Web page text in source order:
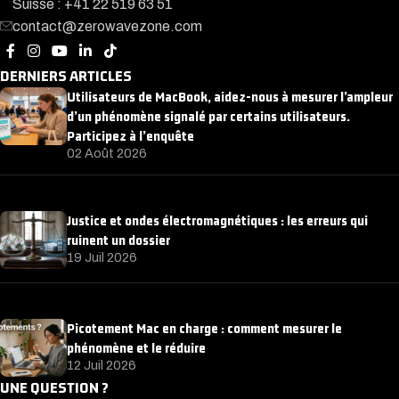
Suisse : +41 22 519 63 51
contact@zerowavezone.com
DERNIERS ARTICLES
Utilisateurs de MacBook, aidez-nous à mesurer l’ampleur
d’un phénomène signalé par certains utilisateurs.
Participez à l’enquête
02 Août 2026
Justice et ondes électromagnétiques : les erreurs qui
ruinent un dossier
19 Juil 2026
Picotement Mac en charge : comment mesurer le
phénomène et le réduire
12 Juil 2026
UNE QUESTION ?